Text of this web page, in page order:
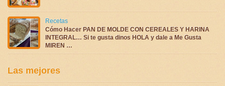
Recetas
Cómo Hacer PAN DE MOLDE CON CEREALES Y HARINA
INTEGRAL… Si te gusta dinos HOLA y dale a Me Gusta
MIREN …
Las mejores